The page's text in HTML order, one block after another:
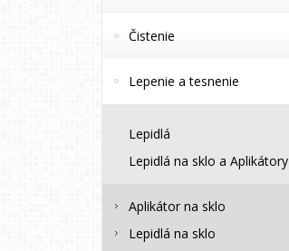
Čistenie
Lepenie a tesnenie
Lepidlá
Lepidlá na sklo a Aplikátory
Aplikátor na sklo
Lepidlá na sklo